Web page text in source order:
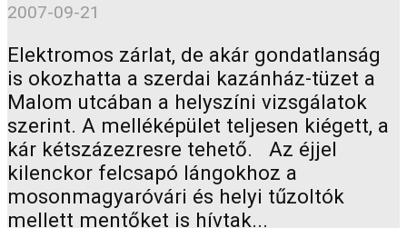
2007-09-21
Elektromos zárlat, de akár gondatlanság
is okozhatta a szerdai kazánház-tüzet a
Malom utcában a helyszíni vizsgálatok
szerint. A melléképület teljesen kiégett, a
kár kétszázezresre tehető. Az éjjel
kilenckor felcsapó lángokhoz a
mosonmagyaróvári és helyi tűzoltók
mellett mentőket is hívtak...